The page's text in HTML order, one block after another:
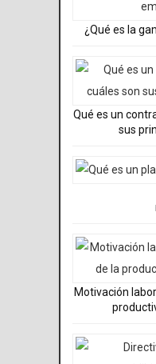
¿Qué es la
Qué es un
sus
Motivación